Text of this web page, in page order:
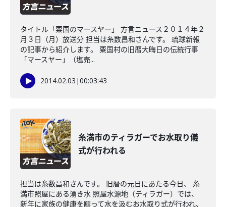
タイトル「粟国のマースヤー」 方言ニュース２０１４年２
月３日（月）放送分 担当は糸数昌和さんです。 琉球新報
の記事から紹介します。 粟国村の旧暦大晦日の伝統行事
「マースヤー」（塩売...
2014.02.03 |00:03:43
糸満市のティラガーでお水取り儀
式が行われる
担当は糸数昌和さんです。 旧暦の元日にあたる今日、 糸
満市照屋にある湧き水 照屋水源地（ティラガー）では、
新年に家族の健康を願って水を汲むお水取り式が行われ、